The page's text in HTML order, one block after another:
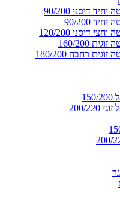
דיסני 90/200
90/200
דיסני 120/200
160/200
רחבה 180/200
220